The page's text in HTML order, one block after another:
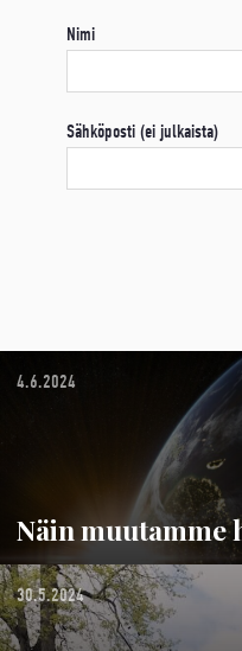
Nimi
Sähköposti (ei julkaista)
4.6.2024
Näin muutamme
30.5.2024